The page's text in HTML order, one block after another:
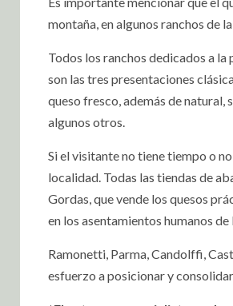
montaña, en algunos ranchos de
Todos los ranchos dedicados a
son las tres presentaciones
queso fresco, además de natural,
algunos otros.
Si el visitante no tiene tiempo o
localidad. Todas las tiendas de
Gordas, que vende los quesos
en los asentamientos humanos
Ramonetti, Parma, Candolffi,
esfuerzo a posicionar y